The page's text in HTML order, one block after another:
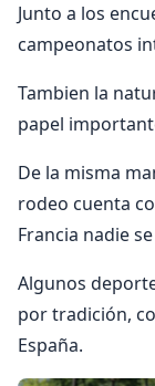
Junto a los
campeonatos
Tambien la
papel
De la misma
rodeo cuenta
Francia nadie
Algunos
por tradición,
España.